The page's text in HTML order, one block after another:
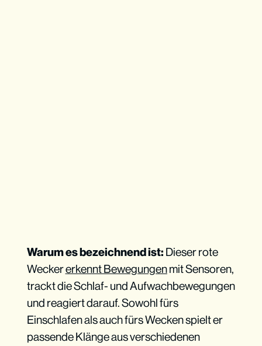
Warum es bezeichnend ist: Dieser rote
Weckererkennt Bewegungenmit Sensoren,
trackt die Schlaf- und Aufwachbewegungen
und reagiert darauf. Sowohl fürs
Einschlafen als auch fürs Wecken spielt er
passende Klänge aus verschiedenen